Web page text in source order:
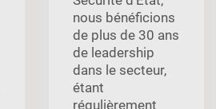
nous bénéficions
de plus de 30 ans
de leadership
dans le secteur,
étant
régulièrement